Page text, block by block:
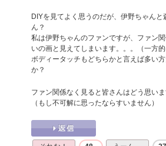
DIYを見てよく思うのだが、伊野ちゃん
ん？
私は伊野ちゃんのファンですが、ファン
いの画と見えてしまいます。。。（一方
ボディータッチもどちらかと言えば多い
か？
ファン関係なく見ると皆さんはどう思いま
（もし不可解に思ったならすいません）